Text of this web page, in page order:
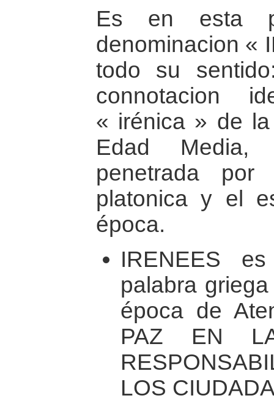
Es en esta
denominacion «
todo su
connotacion
« irénica » de
Edad
penetrada
platonica y el
época.
IRENEES
palabra
época de
PAZ EN
LOS